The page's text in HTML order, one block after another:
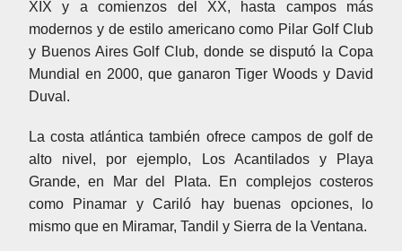
XIX y a comienzos del XX, hasta campos más
modernos y de estilo americano como Pilar Golf Club
y Buenos Aires Golf Club, donde se disputó la Copa
Mundial en 2000, que ganaron Tiger Woods y David
Duval.
La costa atlántica también ofrece campos de golf de
alto nivel, por ejemplo, Los Acantilados y Playa
Grande, en Mar del Plata. En complejos costeros
como Pinamar y Cariló hay buenas opciones, lo
mismo que en Miramar, Tandil y Sierra de la Ventana.